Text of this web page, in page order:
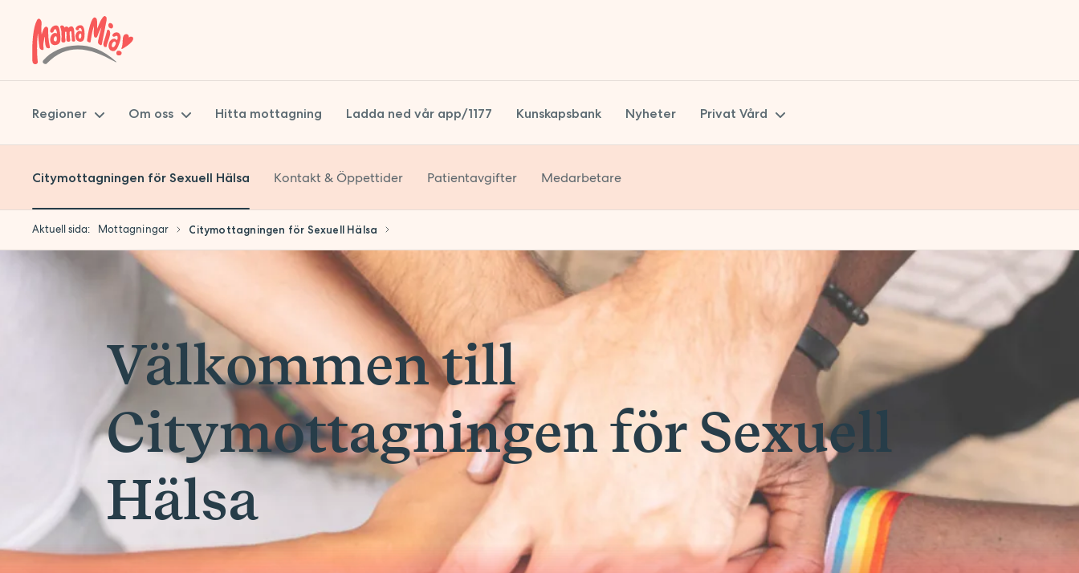
Regioner
Skåne
Stockholm
Om oss
Mama Mia
Miljöpolicy
Synpunkter på vården
Att jobba på Mama Mia
Jobba hos oss
Hitta mottagning Ladda ned vår app/1177 Kunskapsbank Nyheter Privat Vård
Stockholm
Citymottagningen för Sexuell Hälsa Kontakt & Öppettider Patientavgifter Medarbetare
Aktuell sida: Mottagningar Citymottagningen för Sexuell Hälsa
Välkommen till
Citymottagningen för Sexuell
Hälsa